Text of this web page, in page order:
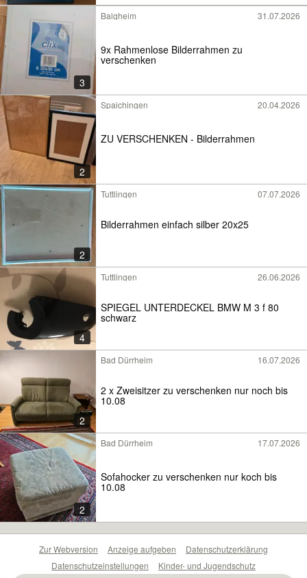
3
Balgheim 31.07.2026
9x Rahmenlose Bilderrahmen zu
verschenken
2
Spaichingen 20.04.2026
ZU VERSCHENKEN - Bilderrahmen
2
Tuttlingen 07.07.2026
Bilderrahmen einfach silber 20x25
4
Tuttlingen 26.06.2026
SPIEGEL UNTERDECKEL BMW M 3 f 80
schwarz
2
Bad Dürrheim 16.07.2026
2 x Zweisitzer zu verschenken nur noch bis
10.08
2
Bad Dürrheim 17.07.2026
Sofahocker zu verschenken nur koch bis
10.08
Zur Webversion Anzeige aufgeben
Datenschutzerklärung
Datenschutzeinstellungen
Kinder- und Jugendschutz